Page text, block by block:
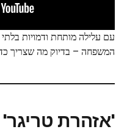
עם עלילה מותחת ודמויות
המשפחה – בדיוק מה שצריך
'אזהרת